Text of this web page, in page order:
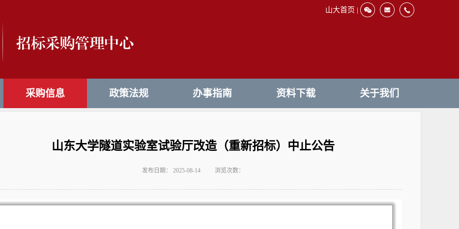
山大首页 |
采购信息 政策法规 办事指南 资料下载 关于我们
山东大学隧道实验室试验厅改造（重新招标）中止公告
发布日期： 2025-08-14 浏览次数：